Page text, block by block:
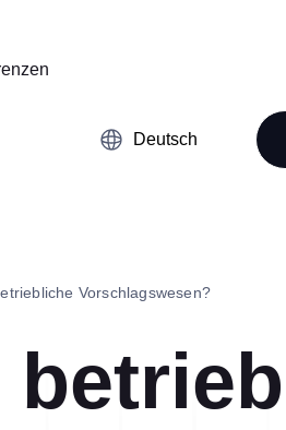
Deutsch
Vorschlagswesen?